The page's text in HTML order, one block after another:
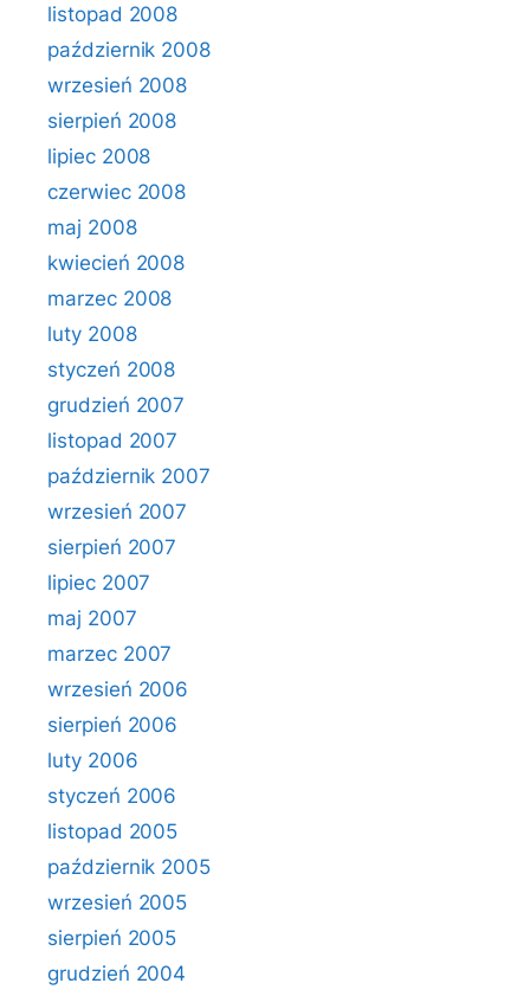
listopad 2008
październik 2008
wrzesień 2008
sierpień 2008
lipiec 2008
czerwiec 2008
maj 2008
kwiecień 2008
marzec 2008
luty 2008
styczeń 2008
grudzień 2007
listopad 2007
październik 2007
wrzesień 2007
sierpień 2007
lipiec 2007
maj 2007
marzec 2007
wrzesień 2006
sierpień 2006
luty 2006
styczeń 2006
listopad 2005
październik 2005
wrzesień 2005
sierpień 2005
grudzień 2004